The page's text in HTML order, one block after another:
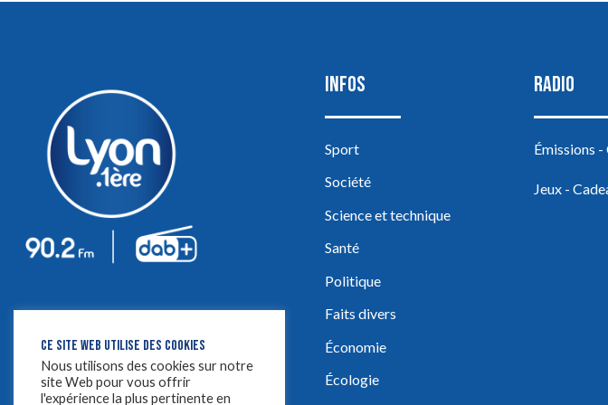
INFOS
Sport
Société
Science et technique
Santé
Politique
Faits divers
Économie
Écologie
RADIO
Émissions
Jeux -
CE SITE WEB UTILISE DES COOKIES
Nous utilisons des cookies sur notre
site Web pour vous offrir
l'expérience la plus pertinente en